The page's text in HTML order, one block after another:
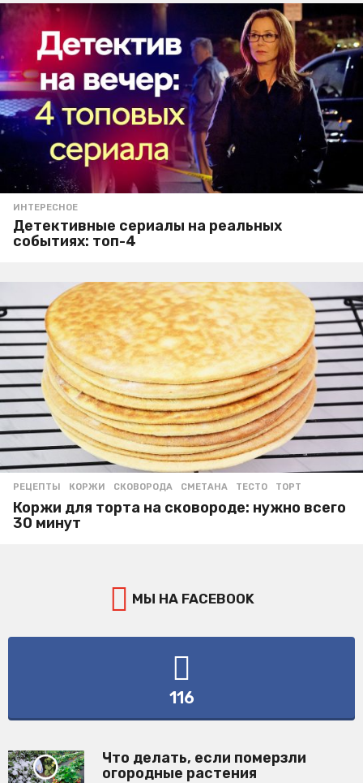
ИНТЕРЕСНОЕ
Детективные сериалы на реальных
событиях: топ-4
РЕЦЕПТЫ КОРЖИ ,СКОВОРОДА ,СМЕТАНА ,ТЕСТО ,ТОРТ
Коржи для торта на сковороде: нужно всего
30 минут
МЫ НА FACEBOOK
116
Что делать, если померзли
огородные растения